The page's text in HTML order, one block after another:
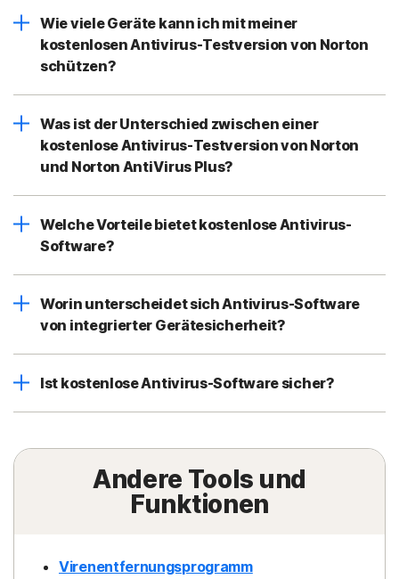
Wie viele Geräte kann ich mit meiner
kostenlosen Antivirus-Testversion von Norton
schützen?
Was ist der Unterschied zwischen einer
kostenlose Antivirus-Testversion von Norton
und Norton AntiVirus Plus?
Welche Vorteile bietet kostenlose Antivirus-
Software?
Worin unterscheidet sich Antivirus-Software
von integrierter Gerätesicherheit?
Ist kostenlose Antivirus-Software sicher?
Andere Tools und
Funktionen
Virenentfernungsprogramm